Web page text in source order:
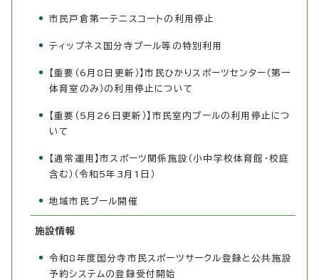
市民戸倉第一テニスコートの利用停止
ティップネス国分寺プール等の特別利用
【重要（6月8日更新）】市民ひかりスポーツセンター（第一
体育室のみ）の利用停止について
【重要（5月26日更新）】市民室内プールの利用停止につ
いて
【通常運用】市スポーツ関係施設（小中学校体育館・校庭
含む）（令和5年3月1日）
地域市民プール開催
施設情報
令和8年度国分寺市民スポーツサークル登録と公共施設
予約システムの登録受付開始